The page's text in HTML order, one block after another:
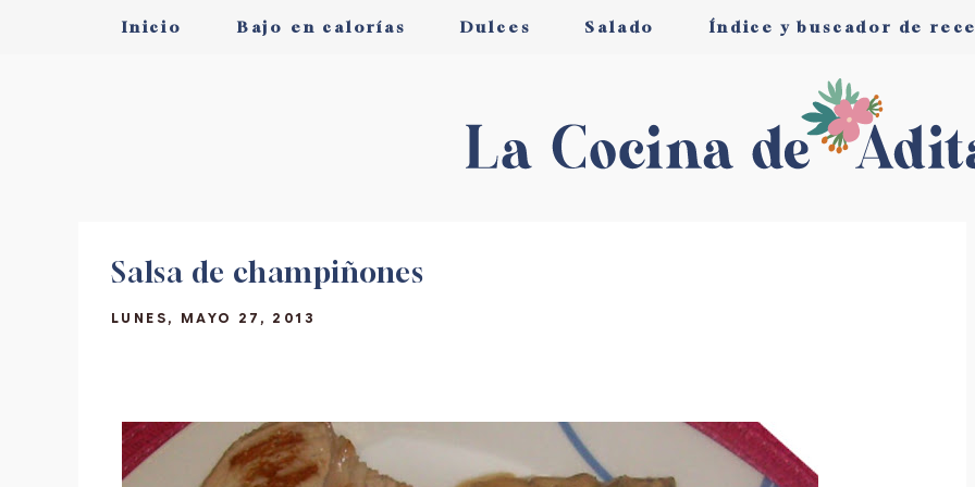
Inicio Bajo en calorías Dulces Salado Índice y buscador de
Salsa de champiñones
LUNES, MAYO 27, 2013